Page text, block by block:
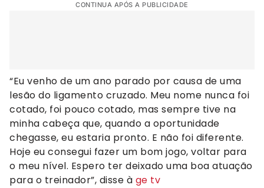
CONTINUA APÓS A PUBLICIDADE
“Eu venho de um ano parado por causa de uma
lesão do ligamento cruzado. Meu nome nunca foi
cotado, foi pouco cotado, mas sempre tive na
minha cabeça que, quando a oportunidade
chegasse, eu estaria pronto. E não foi diferente.
Hoje eu consegui fazer um bom jogo, voltar para
o meu nível. Espero ter deixado uma boa atuação
para o treinador”, disse à ge tv